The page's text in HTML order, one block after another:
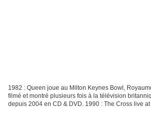
1982 : Queen joue au Milton Keynes Bowl,
filmé et montré plusieurs fois à la télévision
depuis 2004 en CD & DVD. 1990 : The Cross live at